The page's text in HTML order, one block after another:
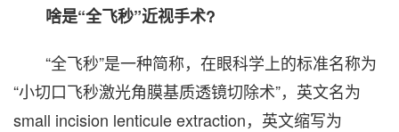
啥是“全飞秒”近视手术?
“全飞秒”是一种简称，在眼科学上的标准名称为
“小切口飞秒激光角膜基质透镜切除术”，英文名为
small incision lenticule extraction，英文缩写为